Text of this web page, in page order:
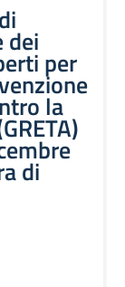
dei
per
la
di